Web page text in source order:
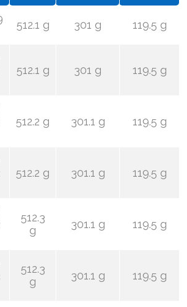
512.1 g 301 g 119.5 g
512.1 g 301 g 119.5 g
512.2 g 301.1 g 119.5 g
512.2 g 301.1 g 119.5 g
512.3
g
301.1 g 119.5 g
512.3
g
301.1 g 119.5 g